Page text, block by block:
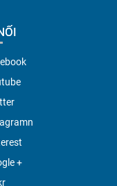
+